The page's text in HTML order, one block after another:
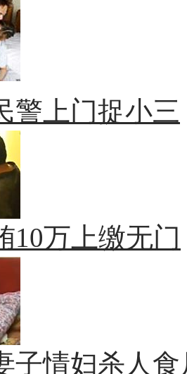
警上门捉小三
10万上缴无门
子情妇杀人食